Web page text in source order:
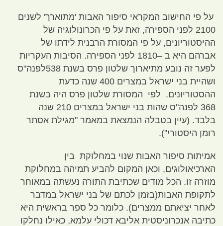
על פי החישוב המקראי סיפור האבות 'מתוארך' לשנים
2100 לפני הספירה, זאת על פי הכרונולוגיה של
ההיסטוריונים, על פי המסורת הרבנית לידתו של
אברהם היא ב –1810 לפני הספירה. הסיבות העקריות
לפער זה נובע מתיארוך שלטון פרס בשנת 538לפנה"ס
ושהיית בני ישראל במצרים 400 שנה כדעת
ההסטוריונים. לפי המסורת שלטון פרס היה בשנת
368 לפנה"ס שהות בני ישראל במצרים 210 שנה
בלבד. (עיין בטבלה הנמצאת במאמר "מגילת אסתר
רומן היסטורי").
אמיתות סיפור האבות שנוי במחלוקת בין
הארכיאולוגים, וכאן המקום להביע תמיהה במחלוקת
מוזרה זו. הכל מודים שכתיבת התורה נעשתה במאוחר
לתקופת האבות(בזמן לכתם של בני ישראל במדבר
לאחר יציאתם ממצרים). כלומר כל ספר בראשית היא
כתיבה אנכרוניסטית אליבא דכולי עלמא, כאילו נחלקו